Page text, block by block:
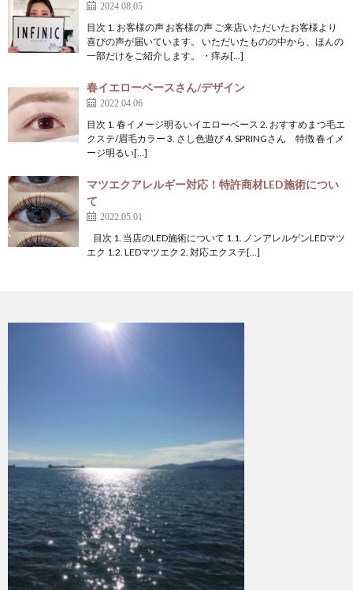
2024.08.05
目次 1. お客様の声 お客様の声 ご来店いただいたお客様より
喜びの声が届いています。 いただいたものの中から、ほんの
一部だけをご紹介します。 ・痒み[…]
春イエローベースさん/デザイン
2022.04.06
目次 1. 春イメージ明るいイエローベース 2. おすすめまつ毛エ
クステ/眉毛カラー 3. さし色遊び 4. SPRINGさん 特徴 春イメ
ージ明るい[…]
マツエクアレルギー対応！特許商材LED施術につい
て
2022.05.01
目次 1. 当店のLED施術について 1.1. ノンアレルゲンLEDマツ
エク 1.2. LEDマツエク 2. 対応エクステ[…]